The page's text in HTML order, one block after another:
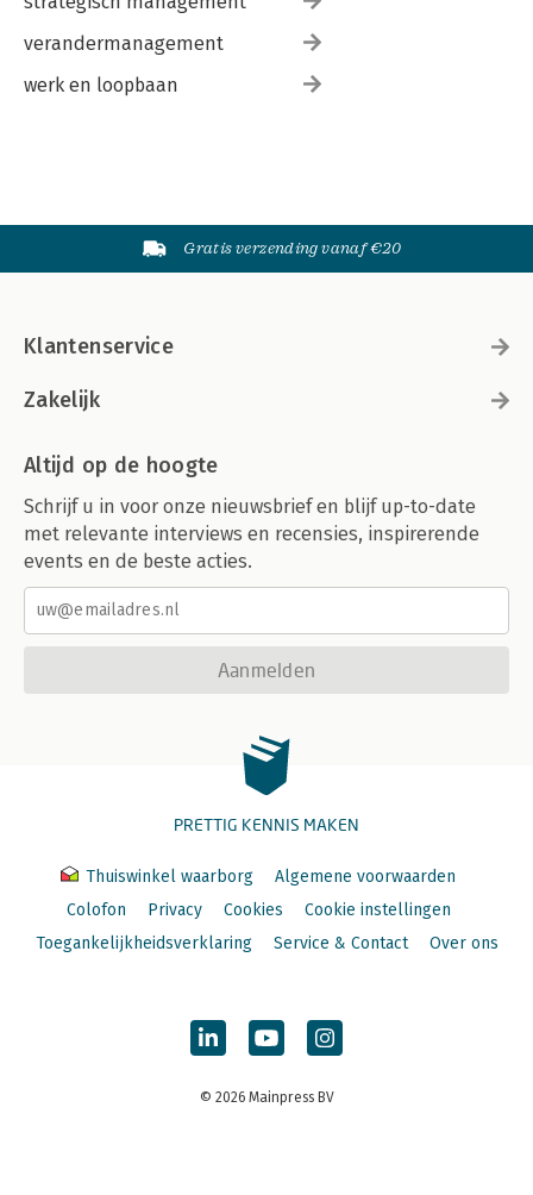
verandermanagement
werk en loopbaan
Gratis verzending vanaf €20
Klantenservice
Zakelijk
Altijd op de hoogte
Schrijf u in voor onze nieuwsbrief en blijf up-to-date
met relevante interviews en recensies, inspirerende
events en de beste acties.
Aanmelden
PRETTIG KENNIS MAKEN
Thuiswinkel waarborg
Algemene voorwaarden
Colofon
Privacy Cookies
Cookie instellingen
Toegankelijkheidsverklaring
Service & Contact Over ons
© 2026 Mainpress BV